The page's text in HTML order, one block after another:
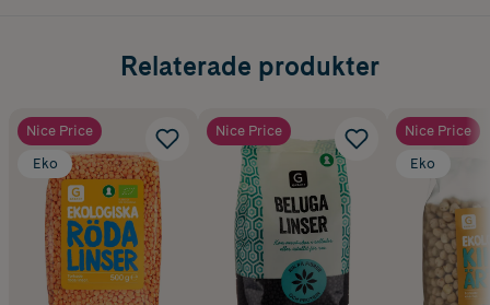
Relaterade produkter
Nice Price
Eko
Nice Price
Nice Price
Eko